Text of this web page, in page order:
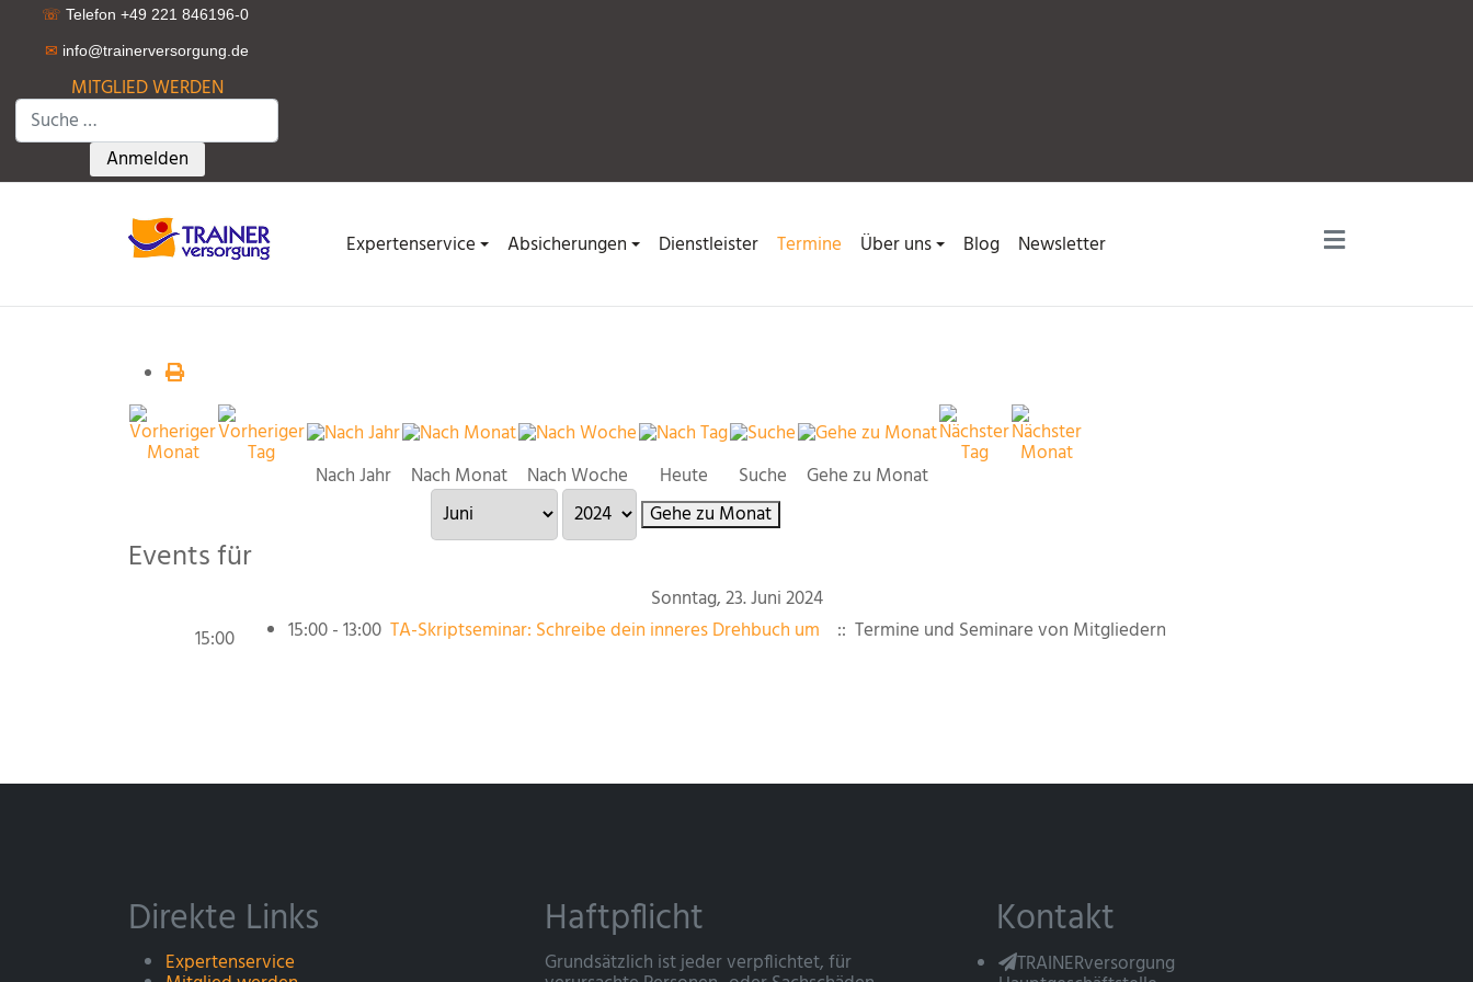
☏ Telefon +49 221 846196-0
✉ info@trainerversorgung.de
MITGLIED WERDEN
Suchen
Type 2 or more characters for results.
Anmelden
Expertenservice Absicherungen Dienstleister Termine Über uns Blog Newsletter
Nach Jahr Nach Monat Nach Woche Heute Suche
Gehe zu Monat
Gehe zu Monat
Events für
Sonntag, 23. Juni 2024
15:00
15:00 - 13:00 TA-Skriptseminar: Schreibe dein inneres Drehbuch um :: Termine und Seminare von Mitgliedern
Direkte Links
Expertenservice
Haftpflicht
Grundsätzlich ist jeder verpflichtet, für
Kontakt
TRAINERversorgung